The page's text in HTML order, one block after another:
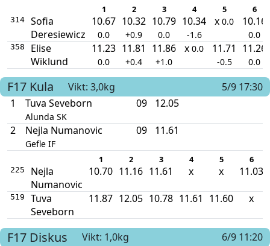
1 2 3 4 5 6
314
Sofia
Deresiewicz
10.67
0.0
10.32
+0.9
10.79
0.0
10.34
-1.6
x 0.0 10.16
0.0
358
Elise
Wiklund
11.23
0.0
11.81
+0.4
11.86
+1.0
x 0.0 11.71
-0.5
11.26
0.0
F17 Kula Vikt: 3,0kg
5/9 17:30
1
Tuva Seveborn
Alunda SK
09 12.05
2 Nejla Numanovic
Gefle IF
09 11.61
1 2 3 4 5 6
225
Nejla
Numanovic
10.70 11.16 11.61 x x 11.03
519
Tuva
Seveborn
11.87 12.05 10.78 11.61 11.60 x
F17 Diskus Vikt: 1,0kg
6/9 11:20